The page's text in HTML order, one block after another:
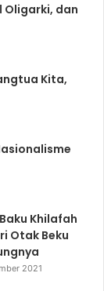
Oligarki, dan
Kita,
Khilafah
Otak Beku
2021